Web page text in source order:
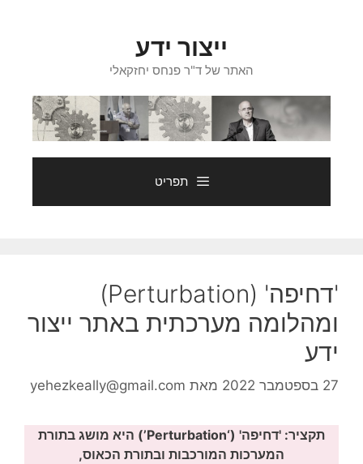
ייצור ידע
האתר של ד"ר פנחס יחזקאלי
תפריט
'דחיפה' (Perturbation)
ומהלומה מערכתית באתר ייצור
ידע
27 בספטמבר 2022 מאת yehezkeally@gmail.com
תקציר: 'דחיפה' (‘Perturbation’) היא מושג בתורת
המערכות המורכבות ובתורת הכאוס,